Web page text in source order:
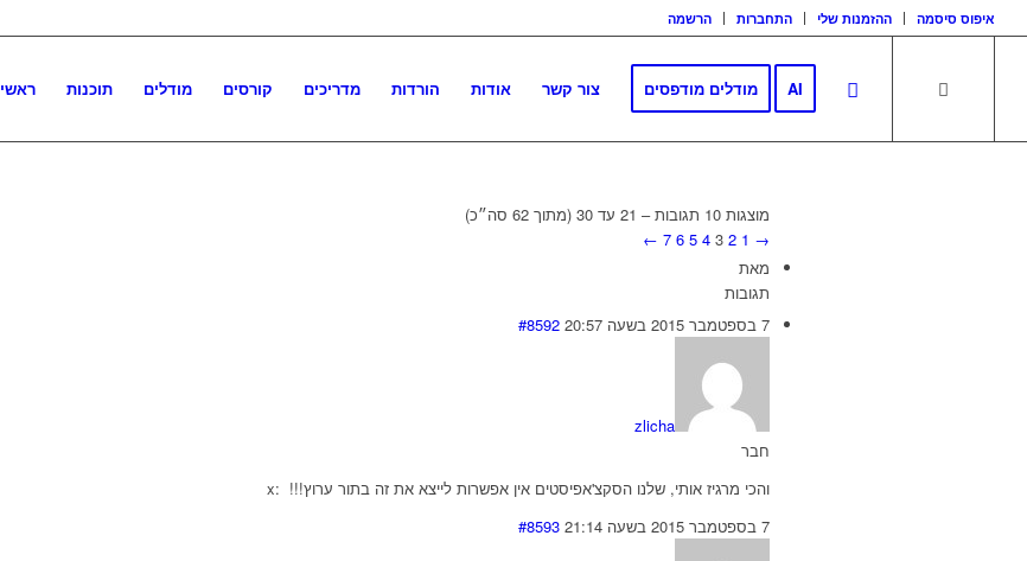
הרשמה התחברות ההזמנות שלי איפוס סיסמה
ראשי תוכנות מודלים קורסים מדריכים הורדות אודות צור קשר מודלים מודפסים AI
מוצגות 10 תגובות – 21 עד 30 (מתוך 62 סה״כ)
→
1
2
3
4
5
6
7
←
מאת
תגובות
7 בספטמבר 2015 בשעה 20:57
#8592
zlicha
חבר
והכי מרגיז אותי, שלנו הסקצ'אפיסטים אין אפשרות לייצא את זה בתור ערוץ!!! :x
7 בספטמבר 2015 בשעה 21:14
#8593